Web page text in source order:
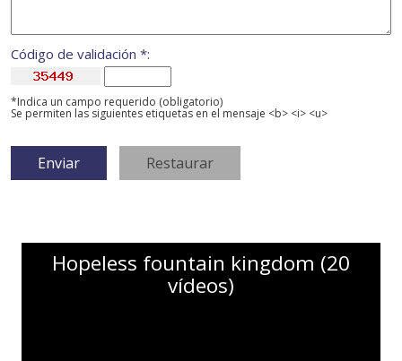
Código de validación *:
*Indica un campo requerido (obligatorio)
Se permiten las siguientes etiquetas en el mensaje <b> <i> <u>
Hopeless fountain kingdom (20
vídeos)